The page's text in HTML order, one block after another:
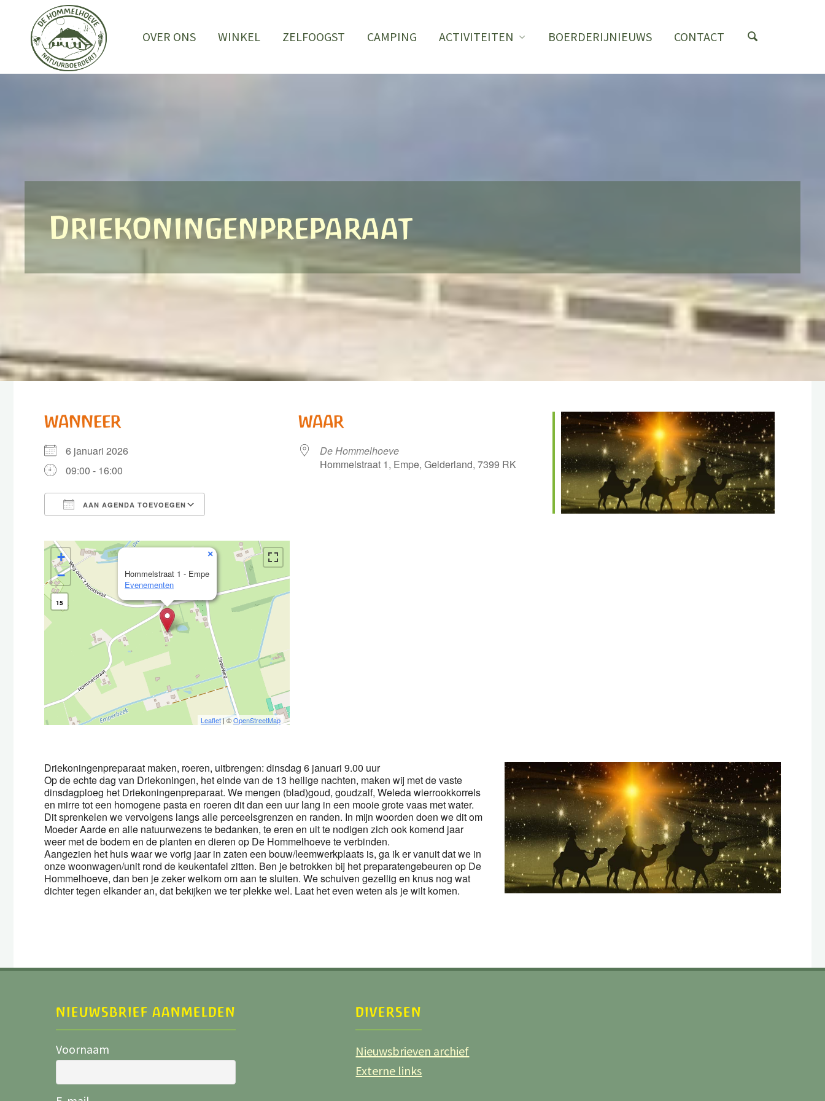
OVER ONS WINKEL ZELFOOGST CAMPING ACTIVITEITEN BOERDERIJNIEUWS CONTACT
Driekoningenpreparaat
WANNEER
6 januari 2026
09:00 - 16:00
AAN AGENDA TOEVOEGEN
Hommelstraat 1 - Empe
Evenementen
×
+
−
15
Leaflet | ©OpenStreetMap
WAAR
De Hommelhoeve
Hommelstraat 1, Empe, Gelderland, 7399 RK
Driekoningenpreparaat maken, roeren, uitbrengen: dinsdag 6 januari 9.00 uur
Op de echte dag van Driekoningen, het einde van de 13 heilige nachten, maken wij met de vaste
dinsdagploeg het Driekoningenpreparaat. We mengen (blad)goud, goudzalf, Weleda wierrookkorrels
en mirre tot een homogene pasta en roeren dit dan een uur lang in een mooie grote vaas met water.
Dit sprenkelen we vervolgens langs alle perceelsgrenzen en randen. In mijn woorden doen we dit om
Moeder Aarde en alle natuurwezens te bedanken, te eren en uit te nodigen zich ook komend jaar
weer met de bodem en de planten en dieren op De Hommelhoeve te verbinden.
Aangezien het huis waar we vorig jaar in zaten een bouw/leemwerkplaats is, ga ik er vanuit dat we in
onze woonwagen/unit rond de keukentafel zitten. Ben je betrokken bij het preparatengebeuren op De
Hommelhoeve, dan ben je zeker welkom om aan te sluiten. We schuiven gezellig en knus nog wat
dichter tegen elkander an, dat bekijken we ter plekke wel. Laat het even weten als je wilt komen.
NIEUWSBRIEF AANMELDEN
Voornaam
DIVERSEN
Nieuwsbrieven archief
Externe links